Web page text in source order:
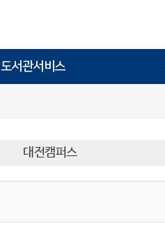
도서관서비스
대전캠퍼스